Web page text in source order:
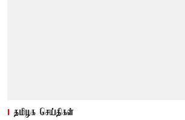
தமிழக செய்திகள்